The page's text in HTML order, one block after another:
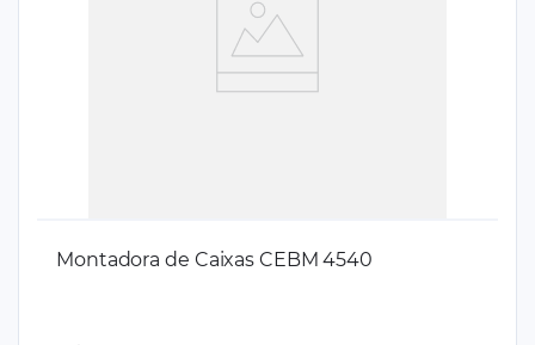
Montadora de Caixas CEBM 4540